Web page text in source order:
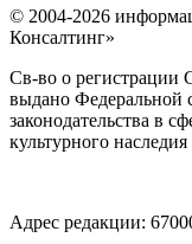
© 2004-2026
Консалтинг»
Св-во о
выдано Федеральной
законодательства в
культурного наследия
Адрес редакции: